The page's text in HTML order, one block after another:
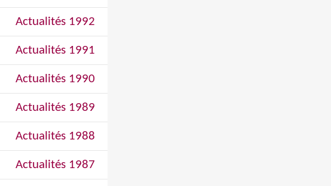
Actualités 1992
Actualités 1991
Actualités 1990
Actualités 1989
Actualités 1988
Actualités 1987